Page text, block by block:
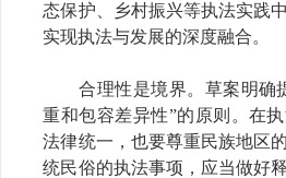
态保护、乡村振兴等执法实践
实现执法与发展的深度融合。
合理性是境界。草案明确
重和包容差异性”的原则。在
法律统一，也要尊重民族地区
统民俗的执法事项，应当做好